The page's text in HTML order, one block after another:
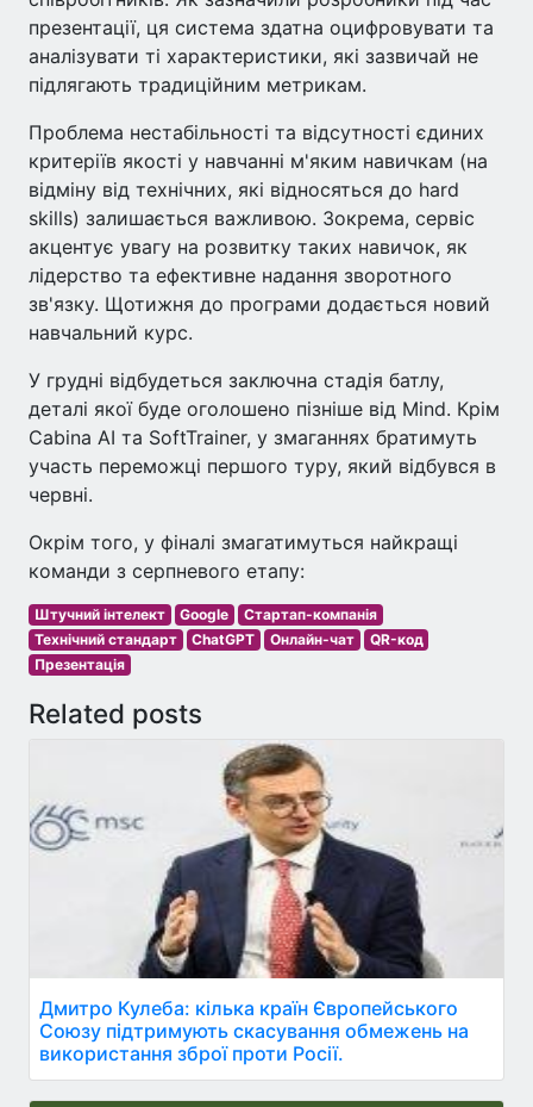
презентації, ця система здатна оцифровувати та
аналізувати ті характеристики, які зазвичай не
підлягають традиційним метрикам.
Проблема нестабільності та відсутності єдиних
критеріїв якості у навчанні м'яким навичкам (на
відміну від технічних, які відносяться до hard
skills) залишається важливою. Зокрема, сервіс
акцентує увагу на розвитку таких навичок, як
лідерство та ефективне надання зворотного
зв'язку. Щотижня до програми додається новий
навчальний курс.
У грудні відбудеться заключна стадія батлу,
деталі якої буде оголошено пізніше від Mind. Крім
Cabina AI та SoftTrainer, у змаганнях братимуть
участь переможці першого туру, який відбувся в
червні.
Окрім того, у фіналі змагатимуться найкращі
команди з серпневого етапу:
Штучний інтелект Google
Стартап-компанія
Технічний стандарт
ChatGPT Онлайн-чат
QR-код
Презентація
Related posts
Дмитро Кулеба: кілька країн Європейського
Союзу підтримують скасування обмежень на
використання зброї проти Росії.